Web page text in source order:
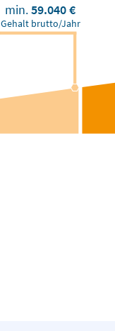
min.59.040 €
Gehalt brutto/Jahr